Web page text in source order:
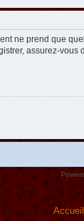
ne prend que
assurez-
Accueil